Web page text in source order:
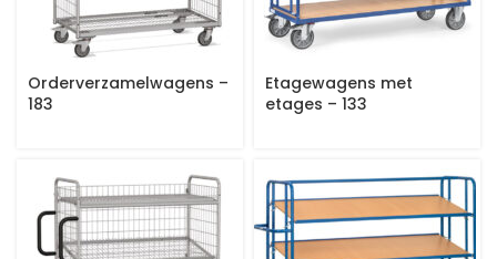
Orderverzamelwagens –
183
Etagewagens met
etages – 133